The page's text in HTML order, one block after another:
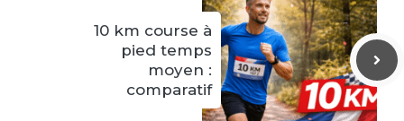
10 km course à
pied temps
moyen :
comparatif